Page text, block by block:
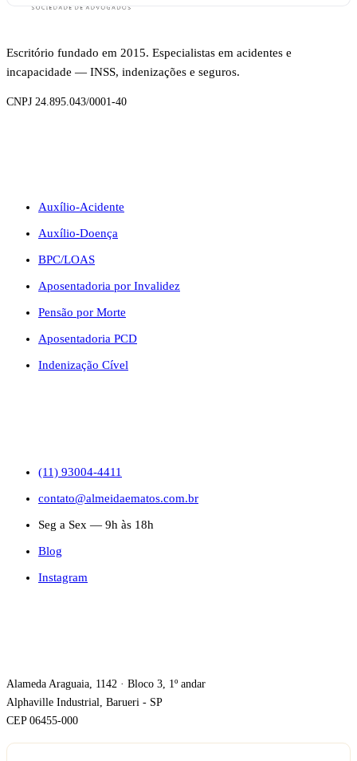
Escritório fundado em 2015. Especialistas em acidentes e
incapacidade — INSS, indenizações e seguros.
CNPJ 24.895.043/0001-40
Auxílio-Acidente
Auxílio-Doença
BPC/LOAS
Aposentadoria por Invalidez
Pensão por Morte
Aposentadoria PCD
Indenização Cível
(11) 93004-4411
contato@almeidaematos.com.br
Seg a Sex — 9h às 18h
Blog
Instagram
Alameda Araguaia, 1142 · Bloco 3, 1º andar
Alphaville Industrial, Barueri - SP
CEP 06455-000